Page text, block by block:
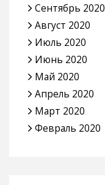
Сентябрь 2020
Август 2020
Июль 2020
Июнь 2020
Май 2020
Апрель 2020
Март 2020
Февраль 2020